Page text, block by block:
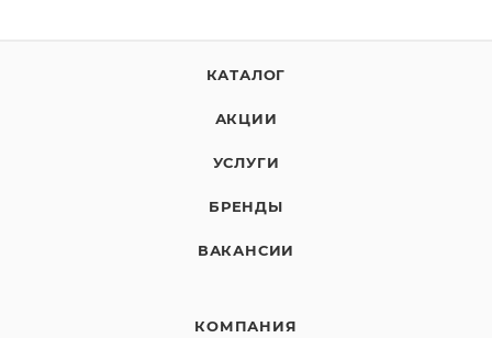
КАТАЛОГ
АКЦИИ
УСЛУГИ
БРЕНДЫ
ВАКАНСИИ
КОМПАНИЯ